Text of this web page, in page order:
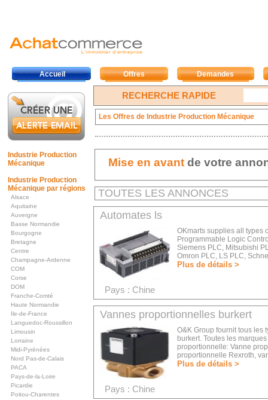
Accueil Offres Demandes
Industrie Production
Mécanique
Industrie Production
Mécanique par régions
Alsace
Aquitaine
Auvergne
Basse Normandie
Bourgogne
Bretagne
Centre
Champagne-Ardenne
COM
Corse
DOM
Franche-Comté
Haute Normandie
Ile-de-France
Languedoc-Roussillon
Limousin
Lorraine
Midi-Pyrénées
Nord Pas-de-Calais
PACA
Pays-de-la-Loire
Picardie
Poitou-Charentes
RECHERCHE RAPIDE
Les Offres de Industrie Production Mécanique
Mise en avant de votre
TOUTES LES ANNONCES
Automates ls
OKmarts supplies all types
Programmable Logic
Siemens PLC, Mitsubishi
Omron PLC, LS PLC,
Plus de détails >
Pays : Chine
Vannes proportionnelles burkert
O&K Group fournit tous les
burkert. Toutes les
proportionnelle: Vanne
proportionnelle Rexroth,
Plus de détails >
Pays : Chine